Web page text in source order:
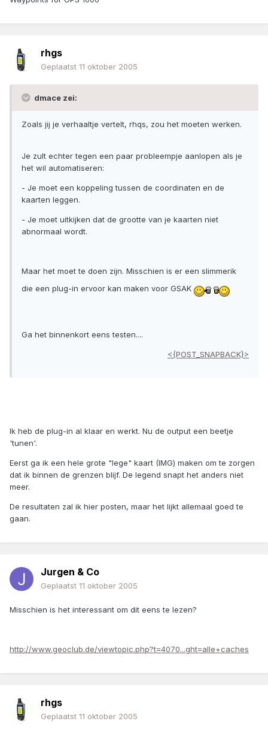
rhgs
Geplaatst 11 oktober 2005
dmace zei:
Zoals jij je verhaaltje vertelt, rhqs, zou het moeten werken.
Je zult echter tegen een paar probleempje aanlopen als je
het wil automatiseren:
- Je moet een koppeling tussen de coordinaten en de
kaarten leggen.
- Je moet uitkijken dat de grootte van je kaarten niet
abnormaal wordt.
Maar het moet te doen zijn. Misschien is er een slimmerik
die een plug-in ervoor kan maken voor GSAK
Ga het binnenkort eens testen....
<{POST_SNAPBACK}>
Ik heb de plug-in al klaar en werkt. Nu de output een beetje
'tunen'.
Eerst ga ik een hele grote "lege" kaart (IMG) maken om te zorgen
dat ik binnen de grenzen blijf. De legend snapt het anders niet
meer.
De resultaten zal ik hier posten, maar het lijkt allemaal goed te
gaan.
Jurgen & Co
Geplaatst 11 oktober 2005
Misschien is het interessant om dit eens te lezen?
http://www.geoclub.de/viewtopic.php?t=4070...ght=alle+caches
rhgs
Geplaatst 11 oktober 2005